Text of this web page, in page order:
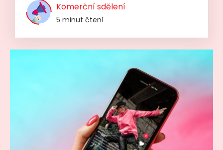
Komerční sdělení
5 minut čtení